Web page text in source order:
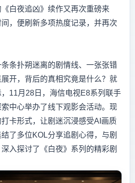
白夜追凶》续作又再次重磅来
，便刷新多项热度记录，并再次
条扑朔迷离的剧情线、一张张错
开，背后的真相究竟是什么？就
11月28日，海信电视E8系列联手
中心举办了线下观影会活动。现
卡形式，让剧迷沉浸感受AI画质
了多位KOL分享追剧心得，与剧
入探讨了《白夜》系列的精彩剧